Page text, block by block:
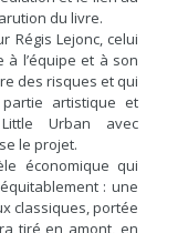
du livre.
Régis Lejonc, celui
l’équipe et à son
des risques et qui
artistique et
Urban avec
le projet.
économique qui
: une
classiques, portée
tiré en amont, en